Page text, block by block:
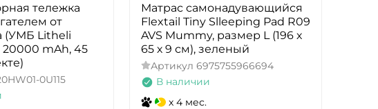
тележка
от
(УМБ Litheli
20000 mAh, 45
0U115
Матрас самонадувающийся
Flextail Tiny Slleeping Pad R09
AVS Mummy, размер L (196 х
65 х 9 см), зеленый
Артикул 6975755966694
В наличии
x 4 мес.